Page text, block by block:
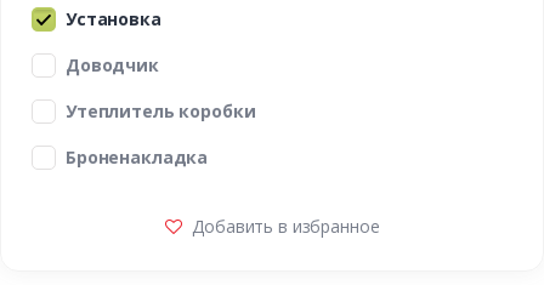
Установка
Доводчик
Утеплитель коробки
Броненакладка
Добавить в избранное